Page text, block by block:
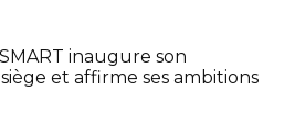
inaugure son
et affirme ses ambitions